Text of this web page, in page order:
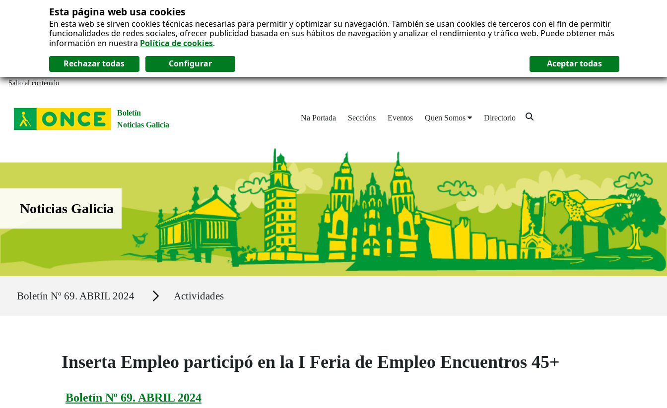
Esta página web usa cookies
En esta web se sirven cookies técnicas necesarias para permitir y optimizar su navegación. También se usan cookies de terceros con el fin de permitir
funcionalidades de redes sociales, ofrecer publicidad basada en sus hábitos de navegación y analizar el rendimiento y tráfico web. Puede obtener más
información en nuestra Política de cookies.
Salto al contenido
Boletín
Noticias Galicia
Na Portada Seccións Eventos Quen Somos Directorio
Boletín Noticias Galicia
Noticias Galicia
Boletín Nº 69. ABRIL 2024 Secciones Actividades
Inserta Empleo participó en la I Feria de Empleo Encuentros 45+
Boletín Nº 69. ABRIL 2024